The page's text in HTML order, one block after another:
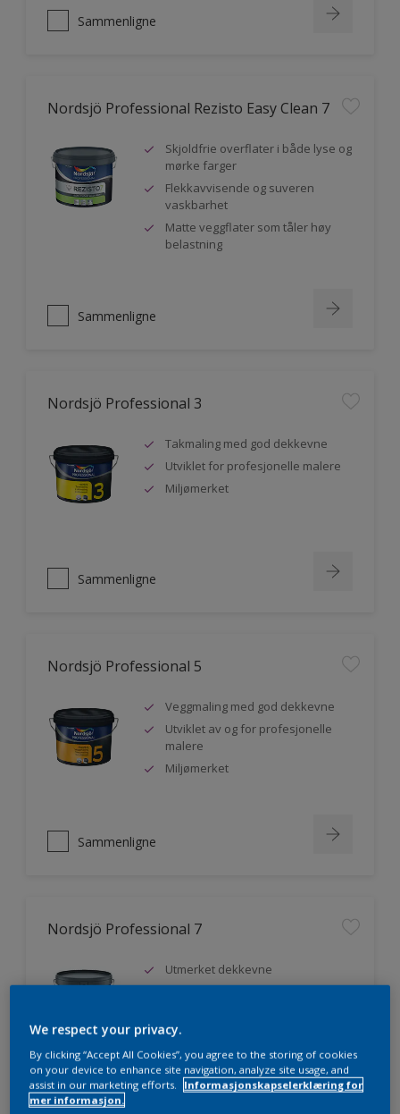
Sammenligne
Nordsjö Professional Rezisto Easy Clean 7
Skjoldfrie overflater i både lyse og
mørke farger
Flekkavvisende og suveren
vaskbarhet
Matte veggflater som tåler høy
belastning
Sammenligne
Nordsjö Professional 3
Takmaling med god dekkevne
Utviklet for profesjonelle malere
Miljømerket
Sammenligne
Nordsjö Professional 5
Veggmaling med god dekkevne
Utviklet av og for profesjonelle
malere
Miljømerket
Sammenligne
Nordsjö Professional 7
Utmerket dekkevne
mørke farger
Sammenligne
We respect your privacy.
By clicking “Accept All Cookies”, you agree to the storing of cookies
on your device to enhance site navigation, analyze site usage, and
assist in our marketing efforts.
Informasjonskapselerklæring for
mer informasjon.